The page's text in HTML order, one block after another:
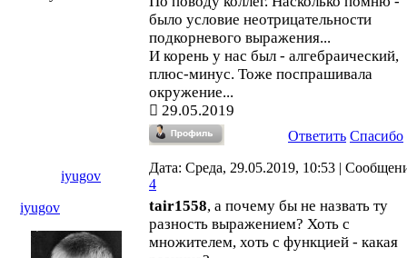
было условие неотрицательности
подкорневого выражения...
И корень у нас был - алгебраический,
плюс-минус. Тоже поспрашивала
окружение...
29.05.2019
Ответить Спасибо
iyugov
Дата: Среда, 29.05.2019, 10:53 |
4
iyugov
tair1558, а почему бы не назвать ту
разность выражением? Хоть с
множителем, хоть с функцией - какая